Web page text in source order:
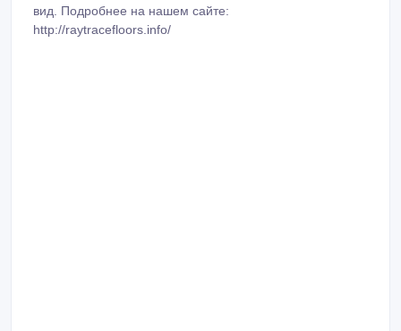
вид. Подробнее на нашем сайте:
http://raytracefloors.info/